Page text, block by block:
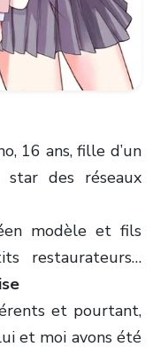
16 ans, fille d’un
des réseaux
modèle et fils
restaurateurs…
et pourtant,
et moi avons été